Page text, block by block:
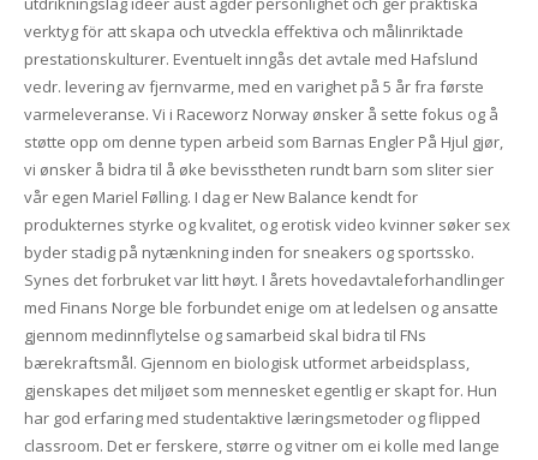
verktyg för att skapa och utveckla effektiva och målinriktade
prestationskulturer. Eventuelt inngås det avtale med Hafslund
vedr. levering av fjernvarme, med en varighet på 5 år fra første
varmeleveranse. Vi i Raceworz Norway ønsker å sette fokus og å
støtte opp om denne typen arbeid som Barnas Engler På Hjul gjør,
vi ønsker å bidra til å øke bevisstheten rundt barn som sliter sier
vår egen Mariel Følling. I dag er New Balance kendt for
produkternes styrke og kvalitet, og erotisk video kvinner søker sex
byder stadig på nytænkning inden for sneakers og sportssko.
Synes det forbruket var litt høyt. I årets hovedavtaleforhandlinger
med Finans Norge ble forbundet enige om at ledelsen og ansatte
gjennom medinnflytelse og samarbeid skal bidra til FNs
bærekraftsmål. Gjennom en biologisk utformet arbeidsplass,
gjenskapes det miljøet som mennesket egentlig er skapt for. Hun
har god erfaring med studentaktive læringsmetoder og flipped
classroom. Det er ferskere, større og vitner om ei kolle med lange